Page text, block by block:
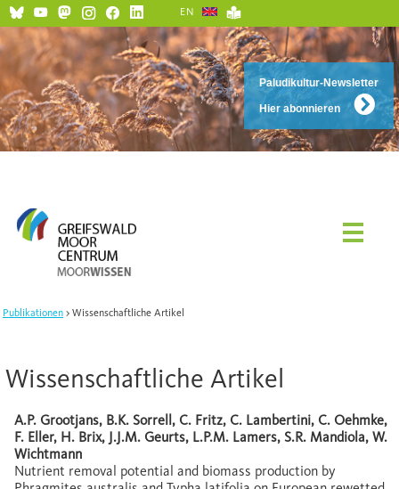
Paludikultur-Newsletter
Hier abonnieren
EN
Publikationen Wissenschaftliche Artikel
Wissenschaftliche Artikel
A.P. Grootjans, B.K. Sorrell, C. Fritz, C. Lambertini, C. Oehmke,
F. Eller, H. Brix, J.J.M. Geurts, L.P.M. Lamers, S.R. Mandiola, W.
Wichtmann
Nutrient removal potential and biomass production by